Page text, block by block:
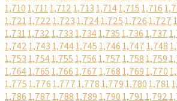
1,7101,7111,7121,7131,7141,7151,716
1,7211,7221,7231,7241,7251,7261,727
1,7311,7321,7331,7341,7351,7361,737
1,7421,7431,7441,7451,7461,7471,748
1,7531,7541,7551,7561,7571,7581,759
1,7641,7651,7661,7671,7681,7691,770
1,7751,7761,7771,7781,7791,7801,781
1,7861,7871,7881,7891,7901,7911,792